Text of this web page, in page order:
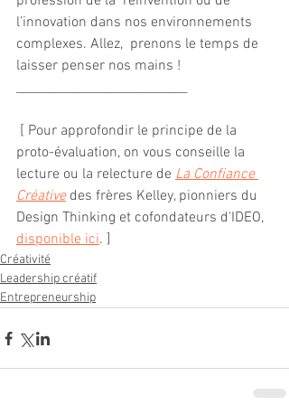
l’innovation dans nos environnements
complexes. Allez,  prenons le temps de
laisser penser nos mains !
___________________________
proto-évaluation, on vous conseille la
lecture ou la relecture de La Confiance
Créative des frères Kelley, pionniers du
Design Thinking et cofondateurs d'IDEO,
disponible ici. ]
Créativité
Leadership créatif
Entrepreneurship